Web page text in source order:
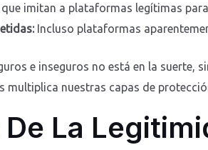
imitan a plataformas legítimas
Incluso plataformas
e inseguros no está en la suerte,
multiplica nuestras capas de
La